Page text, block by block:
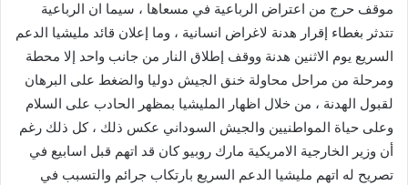
موقف حرج من اعتراض الرباعية في مسعاها ، سيما ان الرباعية
تتدثر بغطاء إقرار هدنة لاغراض انسانية ، وما إعلان قائد مليشيا الدعم
السريع يوم الاثنين هدنة ووقف إطلاق النار من جانب واحد إلا محطة
ومرحلة من مراحل محاولة خنق الجيش دوليا والضغط على البرهان
لقبول الهدنة ، من خلال اظهار المليشيا بمظهر الحادب على السلام
وعلى حياة المواطنيين والجيش السوداني عكس ذلك ، كل ذلك رغم
أن وزير الخارجية الامريكية مارك روبيو كان قد اتهم قبل اسابيع في
تصريح له اتهم مليشيا الدعم السريع بارتكاب جرائم والتسبب في